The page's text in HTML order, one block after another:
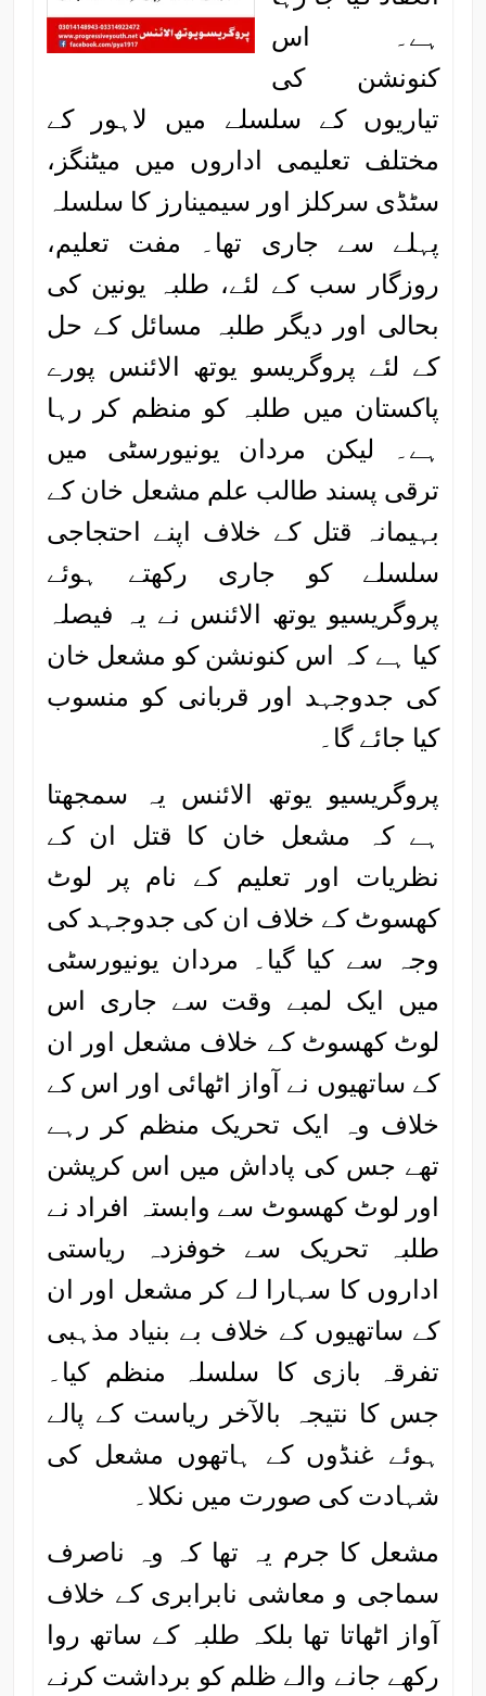
ہے۔ اس
کنونشن کی
تیاریوں کے سلسلے میں لاہور کے
مختلف تعلیمی اداروں میں میٹنگز،
سٹڈی سرکلز اور سیمینارز کا سلسلہ
پہلے سے جاری تھا۔ مفت تعلیم،
روزگار سب کے لئے، طلبہ یونین کی
بحالی اور دیگر طلبہ مسائل کے حل
کے لئے پروگریسو یوتھ الائنس پورے
پاکستان میں طلبہ کو منظم کر رہا
ہے۔ لیکن مردان یونیورسٹی میں
ترقی پسند طالب علم مشعل خان کے
بہیمانہ قتل کے خلاف اپنے احتجاجی
سلسلے کو جاری رکھتے ہوئے
پروگریسیو یوتھ الائنس نے یہ فیصلہ
کیا ہے کہ اس کنونشن کو مشعل خان
کی جدوجہد اور قربانی کو منسوب
کیا جائے گا۔
پروگریسیو یوتھ الائنس یہ سمجھتا
ہے کہ مشعل خان کا قتل ان کے
نظریات اور تعلیم کے نام پر لوٹ
کھسوٹ کے خلاف ان کی جدوجہد کی
وجہ سے کیا گیا۔ مردان یونیورسٹی
میں ایک لمبے وقت سے جاری اس
لوٹ کھسوٹ کے خلاف مشعل اور ان
کے ساتھیوں نے آواز اٹھائی اور اس کے
خلاف وہ ایک تحریک منظم کر رہے
تھے جس کی پاداش میں اس کرپشن
اور لوٹ کھسوٹ سے وابستہ افراد نے
طلبہ تحریک سے خوفزدہ ریاستی
اداروں کا سہارا لے کر مشعل اور ان
کے ساتھیوں کے خلاف بے بنیاد مذہبی
تفرقہ بازی کا سلسلہ منظم کیا۔
جس کا نتیجہ بالآخر ریاست کے پالے
ہوئے غنڈوں کے ہاتھوں مشعل کی
شہادت کی صورت میں نکلا۔
مشعل کا جرم یہ تھا کہ وہ ناصرف
سماجی و معاشی نابرابری کے خلاف
آواز اٹھاتا تھا بلکہ طلبہ کے ساتھ روا
رکھے جانے والے ظلم کو برداشت کرنے